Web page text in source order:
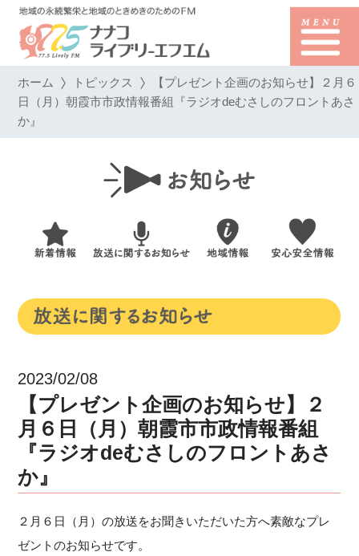
ホーム トピックス 【プレゼント企画のお知らせ】２月６
日（月）朝霞市市政情報番組『ラジオdeむさしのフロントあさ
か』
2023/02/08
【プレゼント企画のお知らせ】２
月６日（月）朝霞市市政情報番組
『ラジオdeむさしのフロントあさ
か』
２月６日（月）の放送をお聞きいただいた方へ素敵なプレ
ゼントのお知らせです。